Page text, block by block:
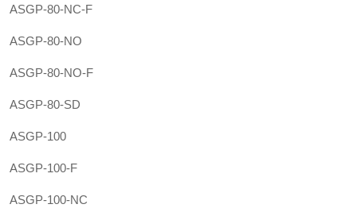
ASGP-80-NC-F
ASGP-80-NO
ASGP-80-NO-F
ASGP-80-SD
ASGP-100
ASGP-100-F
ASGP-100-NC